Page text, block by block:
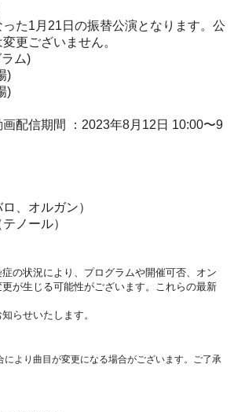
た1月21日の振替公演となります。公
更ございません。
ム)
)
)
配信期間 ：2023年8月12日 10:00〜9
、オルガン）
ノール）
の状況により、プログラムや開催可否、オン
が生じる可能性がございます。これらの最新
らせいたします。
により曲目が変更になる場合がございます。ご了承